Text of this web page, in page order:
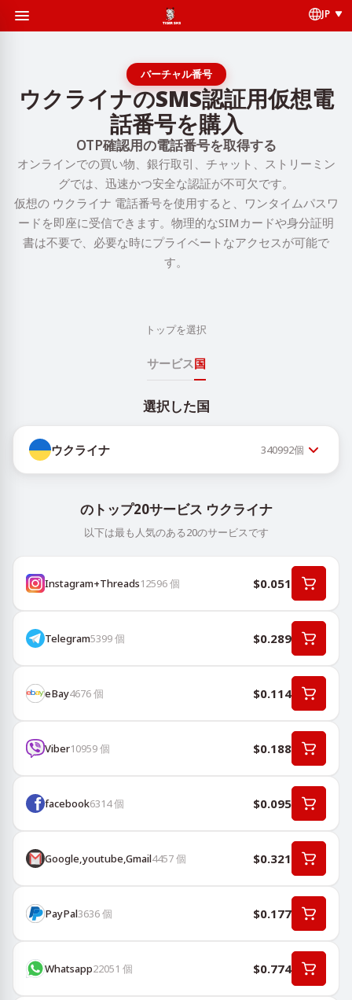
JP
バーチャル番号
ウクライナのSMS認証用仮想電
話番号を購入
OTP確認用の電話番号を取得する
オンラインでの買い物、銀行取引、チャット、ストリーミン
グでは、迅速かつ安全な認証が不可欠です。
仮想の ウクライナ 電話番号を使用すると、ワンタイムパスワ
ードを即座に受信できます。物理的なSIMカードや身分証明
書は不要で、必要な時にプライベートなアクセスが可能で
す。
トップを選択
サービス国
選択した国
ウクライナ 340992個
のトップ20サービス ウクライナ
以下は最も人気のある20のサービスです
Instagram+Threads12596個 $0.051
Telegram5399個 $0.289
eBay4676個 $0.114
Viber10959個 $0.188
facebook6314個 $0.095
Google,youtube,Gmail4457個 $0.321
PayPal3636個 $0.177
Whatsapp22051 個 $0.774